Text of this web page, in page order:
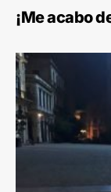
¡Me acabo